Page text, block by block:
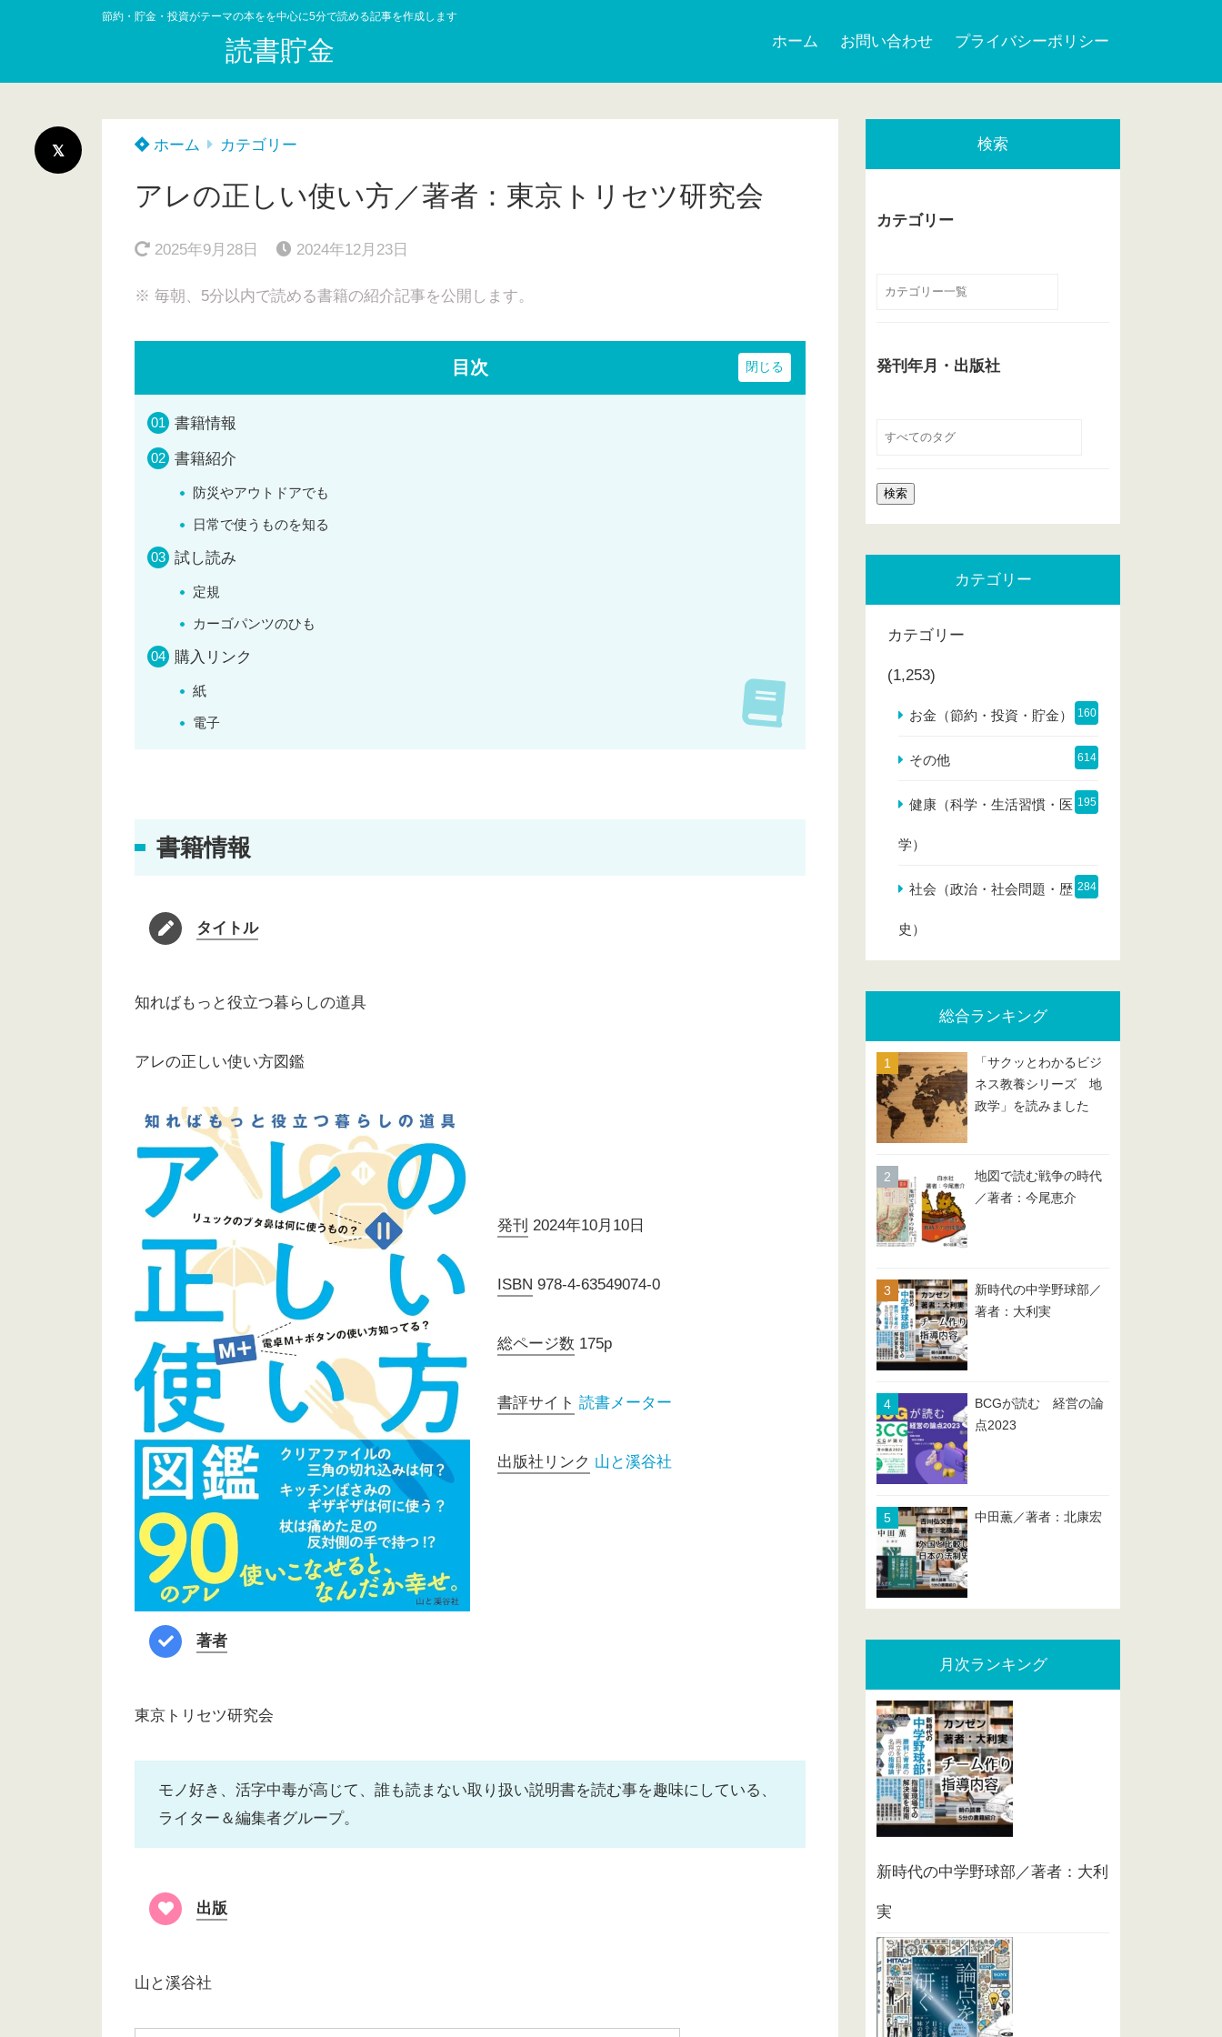
節約・貯金・投資がテーマの本をを中心に5分で読める記事を作成します
読書貯金 ホーム お問い合わせ プライバシーポリシー
ホーム カテゴリー
アレの正しい使い方／著者：東京トリセツ研究会
2025年9月28日 2024年12月23日
※ 毎朝、5分以内で読める書籍の紹介記事を公開します。
目次
書籍情報
書籍紹介
防災やアウトドアでも
日常で使うものを知る
試し読み
定規
カーゴパンツのひも
購入リンク
紙
電子
書籍情報
タイトル
知ればもっと役立つ暮らしの道具
アレの正しい使い方図鑑
発刊 2024年10月10日
ISBN 978-4-63549074-0
総ページ数 175p
書評サイト 読書メーター
出版社リンク 山と溪谷社
著者
東京トリセツ研究会
モノ好き、活字中毒が高じて、誰も読まない取り扱い説明書を読む事を趣味にしている、
ライター＆編集者グループ。
出版
山と溪谷社
検索
カテゴリー
発刊年月・出版社
カテゴリー
カテゴリー
(1,253)
お金（節約・投資・貯金） 160
その他 614
健康（科学・生活習慣・医
学）
195
社会（政治・社会問題・歴
史）
284
総合ランキング
「サクッとわかるビジ
ネス教養シリーズ 地
政学」を読みました
地図で読む戦争の時代
／著者：今尾恵介
新時代の中学野球部／
著者：大利実
BCGが読む 経営の論
点2023
中田薫／著者：北康宏
月次ランキング
新時代の中学野球部／著者：大利
実